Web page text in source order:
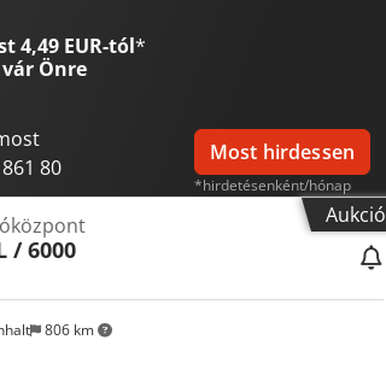
4,49 EUR-tól*
vár Önre
80
Most hirdessen
*hirdetésenként/hónap
Aukció
806 km
/ 6000